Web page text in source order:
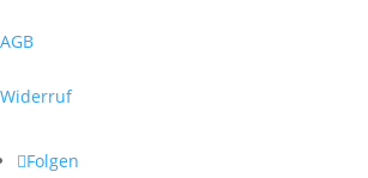
AGB
Widerruf
Folgen